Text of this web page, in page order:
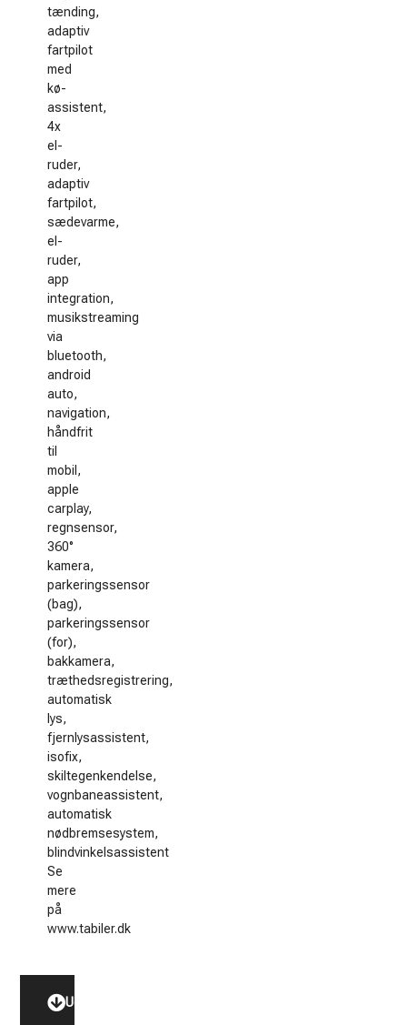
tænding,
adaptiv
fartpilot
med
kø-
assistent,
4x
el-
ruder,
adaptiv
fartpilot,
sædevarme,
el-
ruder,
app
integration,
musikstreaming
via
bluetooth,
android
auto,
navigation,
håndfrit
til
mobil,
apple
carplay,
regnsensor,
360°
kamera,
parkeringssensor
(bag),
parkeringssensor
(for),
bakkamera,
træthedsregistrering,
automatisk
lys,
fjernlysassistent,
isofix,
skiltegenkendelse,
vognbaneassistent,
automatisk
nødbremsesystem,
blindvinkelsassistent
Se
mere
på
www.tabiler.dk
Udstyr